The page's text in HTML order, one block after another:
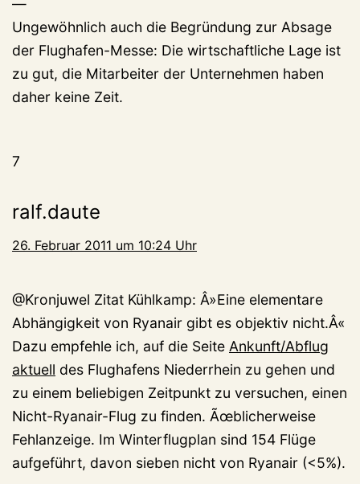
—
Ungewöhnlich auch die Begründung zur Absage
der Flughafen-Messe: Die wirtschaftliche Lage ist
zu gut, die Mitarbeiter der Unternehmen haben
daher keine Zeit.
7
ralf.daute
26. Februar 2011 um 10:24 Uhr
@Kronjuwel Zitat Kühlkamp: Â»Eine elementare
Abhängigkeit von Ryanair gibt es objektiv nicht.Â«
Dazu empfehle ich, auf die Seite Ankunft/Abflug
aktuell des Flughafens Niederrhein zu gehen und
zu einem beliebigen Zeitpunkt zu versuchen, einen
Nicht-Ryanair-Flug zu finden. Ãœblicherweise
Fehlanzeige. Im Winterflugplan sind 154 Flüge
aufgeführt, davon sieben nicht von Ryanair (<5%).